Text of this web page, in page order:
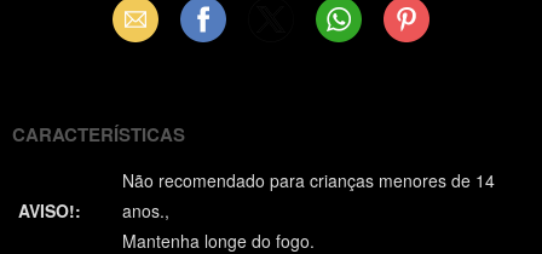
Email Facebook WhatsAppPinterest
CARACTERÍSTICAS
AVISO!:
Não recomendado para crianças menores de 14
anos.
Mantenha longe do fogo.